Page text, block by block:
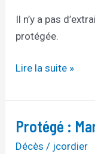
Il n’y a pas
protégée.
–
en
Lire la suite »
Protégé :
Décès / jcordier
Protégé :
Marie-